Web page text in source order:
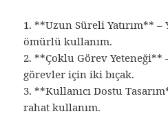
1. **Uzun Süreli Yatırım**
ömürlü kullanım.
2. **Çoklu Görev Yeteneği**
görevler için iki bıçak.
3. **Kullanıcı Dostu
rahat kullanım.